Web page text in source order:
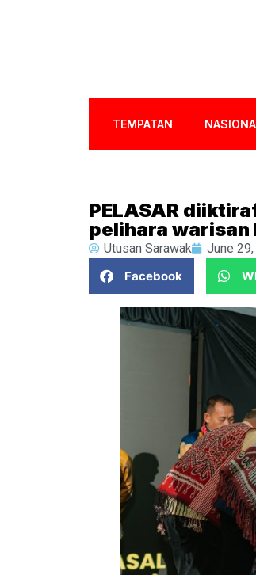
TEMPATAN
PELASAR
pelihara warisan
Utusan Sarawak June
Facebook